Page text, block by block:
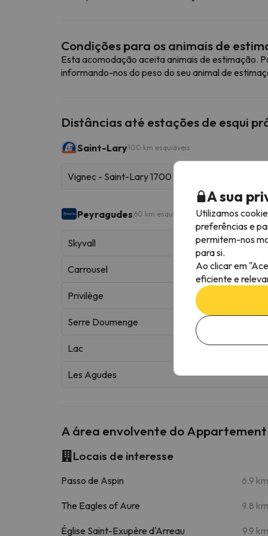
Condições para os animais de
Esta acomodação aceita animais de estimação.
informando-nos do peso do seu animal de
Distâncias até estações de esqui
Saint-Lary100 km esquiáveis
Vignec - Saint-Lary 1700
Peyragudes 60 km esquiáveis
Skyvall
Carrousel
Privilège
Serre Doumenge
Lac
Les Agudes
A área envolvente do Appartement
Locais de interesse
Passo de Aspin 6.9 km
The Eagles of Aure 9.8 km
Église Saint-Exupère d'Arreau 9.9 km
A sua
Utilizamos
preferências e
permitem-nos
para si.
Ao clicar em
eficiente e